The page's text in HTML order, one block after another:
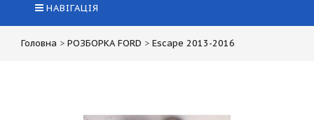
НАВІГАЦІЯ
Головна > РОЗБОРКА FORD > Escape 2013-2016